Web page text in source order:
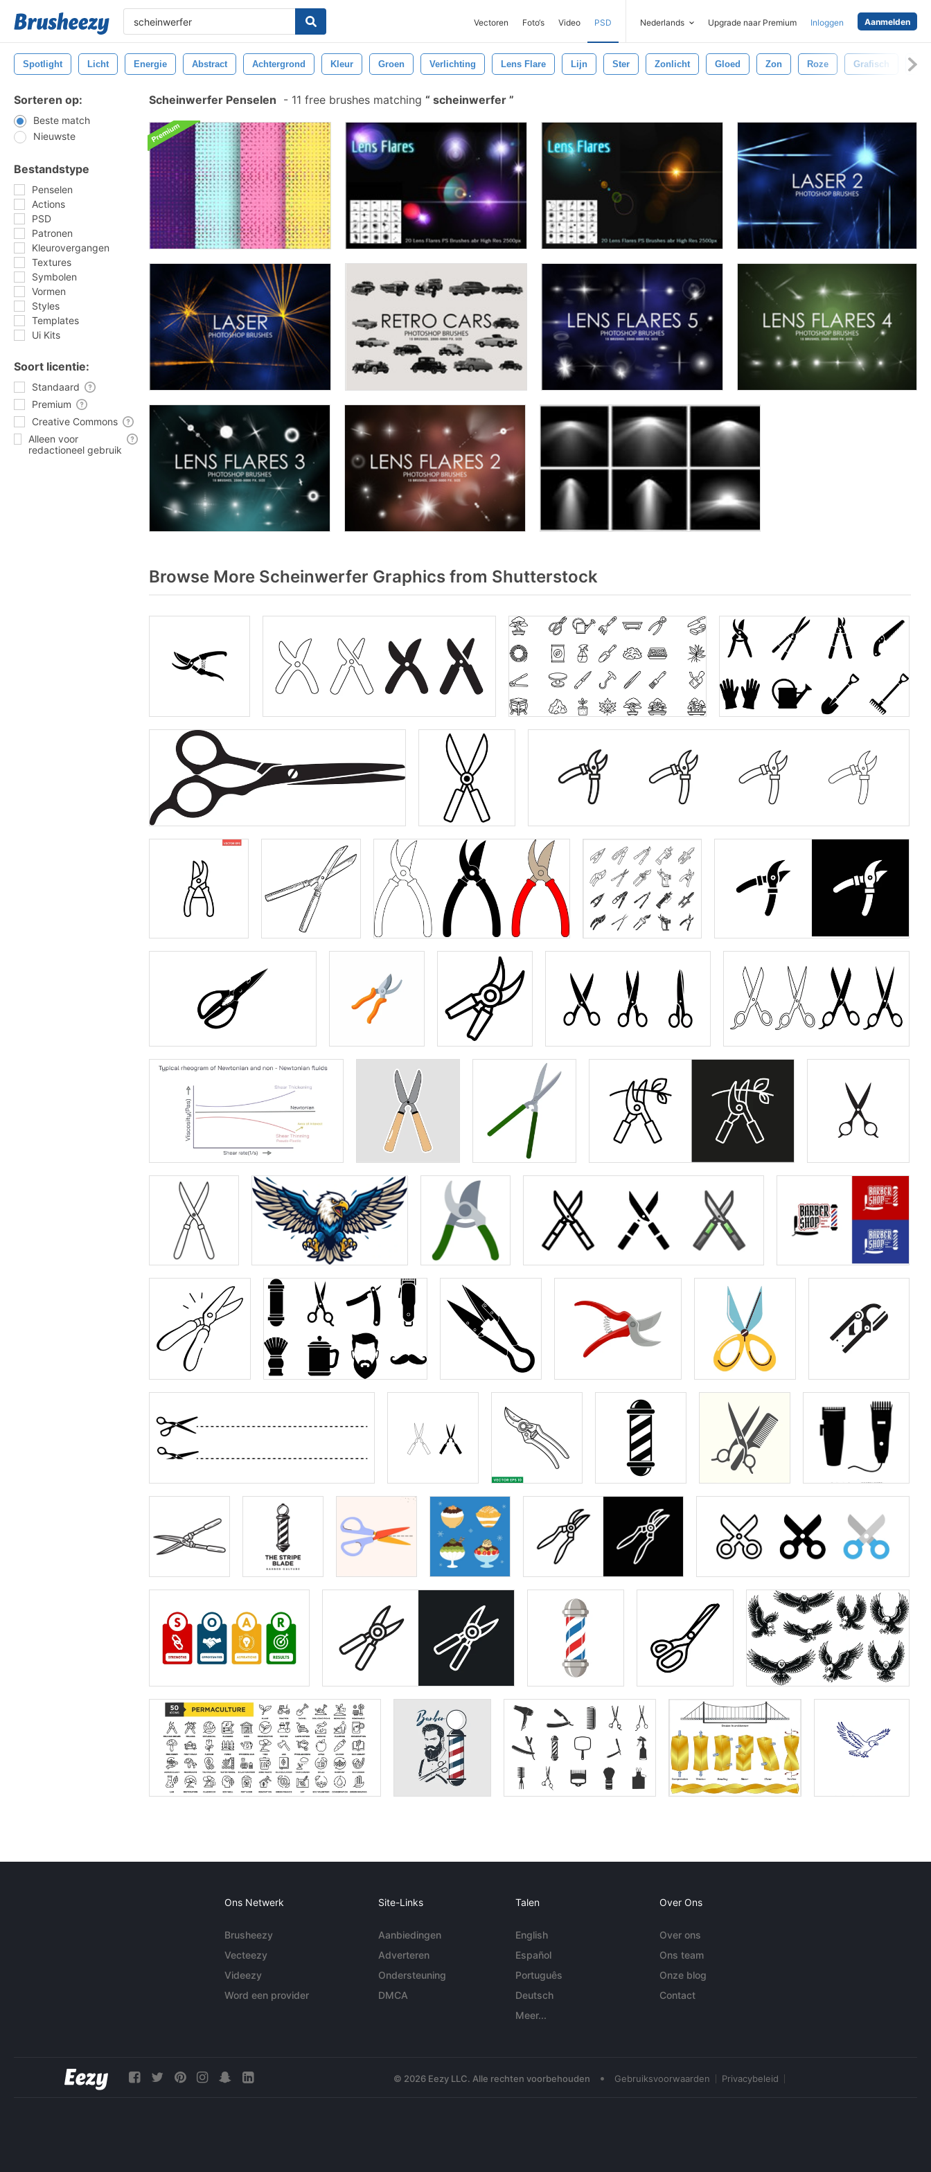
Vectoren Foto‘s Video PSD Nederlands Upgrade naar Premium Inloggen Aanmelden
Spotlight Licht Energie Abstract Achtergrond Kleur Groen Verlichting Lens Flare Lijn Ster Zonlicht Gloed Zon Roze Grafisch
Sorteren op:
Beste match
Nieuwste
Bestandstype
Penselen
Actions
PSD
Patronen
Kleurovergangen
Textures
Symbolen
Vormen
Styles
Templates
Ui Kits
Soort licentie:
Standaard
Premium
Creative Commons
Alleen voor
redactioneel gebruik
Scheinwerfer Penselen - 11 free brushes matching scheinwerfer
Browse More Scheinwerfer Graphics from Shutterstock
Ons Netwerk
Brusheezy
Vecteezy
Videezy
Word een provider
Site-Links
Aanbiedingen
Adverteren
Ondersteuning
DMCA
Talen
English
Español
Português
Deutsch
Meer...
Over Ons
Over ons
Ons team
Onze blog
Contact
© 2026 Eezy LLC. Alle rechten voorbehouden • Gebruiksvoorwaarden Privacybeleid